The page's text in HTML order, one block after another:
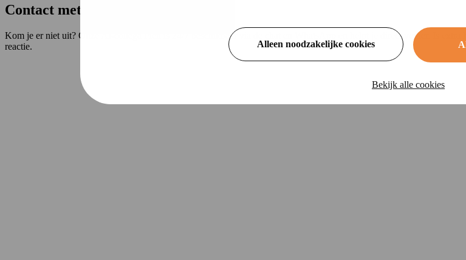
Alleen noodzakelijke cookies
Bekijk alle cookies
Contact met Alpina
Kom je er niet uit? Onze AI-collega Pien is 24/7 beschikbaar via de chat en WhatsApp en helpt je direct verder. Is
reactie.